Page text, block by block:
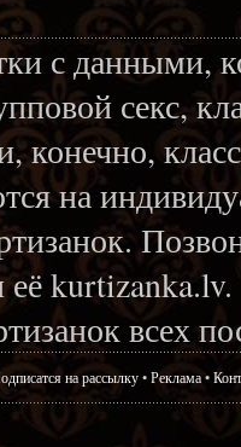
с данными,
секс,
конечно,
на
её
всех
на рассылку•Реклама•